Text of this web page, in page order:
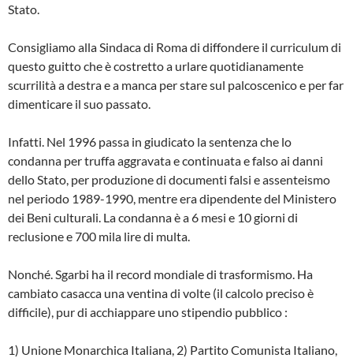
Stato.
Consigliamo alla Sindaca di Roma di diffondere il curriculum di
questo guitto che è costretto a urlare quotidianamente
scurrilità a destra e a manca per stare sul palcoscenico e per far
dimenticare il suo passato.
Infatti. Nel 1996 passa in giudicato la sentenza che lo
condanna per truffa aggravata e continuata e falso ai danni
dello Stato, per produzione di documenti falsi e assenteismo
nel periodo 1989-1990, mentre era dipendente del Ministero
dei Beni culturali. La condanna è a 6 mesi e 10 giorni di
reclusione e 700 mila lire di multa.
Nonché. Sgarbi ha il record mondiale di trasformismo. Ha
cambiato casacca una ventina di volte (il calcolo preciso è
difficile), pur di acchiappare uno stipendio pubblico :
1) Unione Monarchica Italiana, 2) Partito Comunista Italiano,